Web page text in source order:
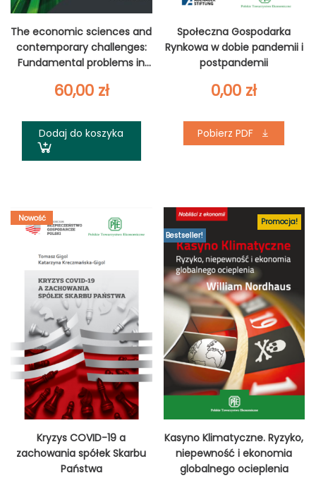
The economic sciences and
contemporary challenges:
Fundamental problems in
60,00 zł
Dodaj do koszyka
Społeczna Gospodarka
Rynkowa w dobie pandemii i
postpandemii
0,00 zł
Pobierz PDF
Nowość
Kryzys COVID-19 a
zachowania spółek Skarbu
Państwa
Promocja!
Bestseller!
Kasyno Klimatyczne. Ryzyko,
niepewność i ekonomia
globalnego ocieplenia